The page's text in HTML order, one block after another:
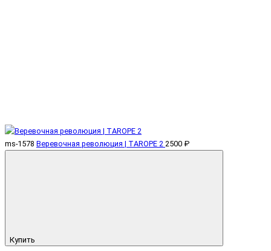
ms-1578 Веревочная революция | TAROPE 2 2500 ₽
Купить